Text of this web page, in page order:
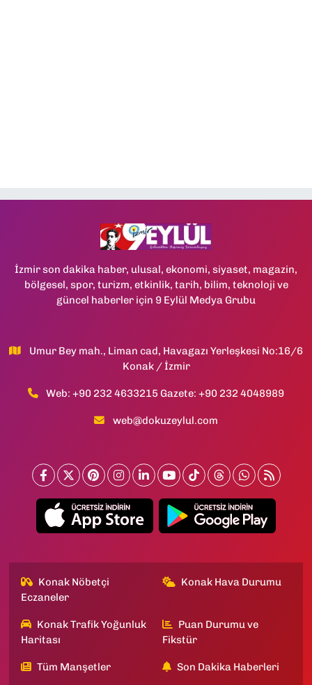
İzmir son dakika haber, ulusal, ekonomi, siyaset, magazin,
bölgesel, spor, turizm, etkinlik, tarih, bilim, teknoloji ve
güncel haberler için 9 Eylül Medya Grubu
Umur Bey mah., Liman cad, Havagazı Yerleşkesi No:16/6
Konak / İzmir
Web: +90 232 4633215 Gazete: +90 232 4048989
web@dokuzeylul.com
Konak Nöbetçi
Eczaneler
Konak Hava Durumu
Konak Trafik Yoğunluk
Haritası
Puan Durumu ve
Fikstür
Tüm Manşetler Son Dakika Haberleri